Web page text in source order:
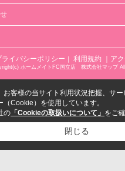
ライバシーポリシー ｜ 利用規約 ｜ア
ホームメイトFC国立店 株式会社マップ
お客様の当サイト利用状況把握、サー
（Cookie）を使用しています。
の 「Cookieの取扱いについて」 をご
閉じる